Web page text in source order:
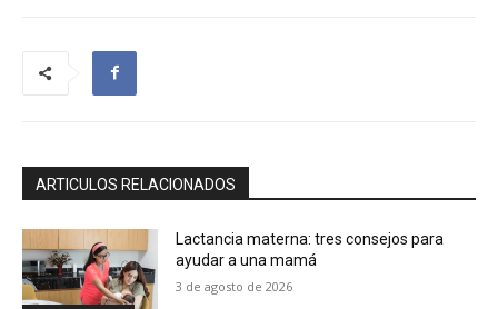
ARTICULOS RELACIONADOS
Lactancia materna: tres consejos para
ayudar a una mamá
3 de agosto de 2026